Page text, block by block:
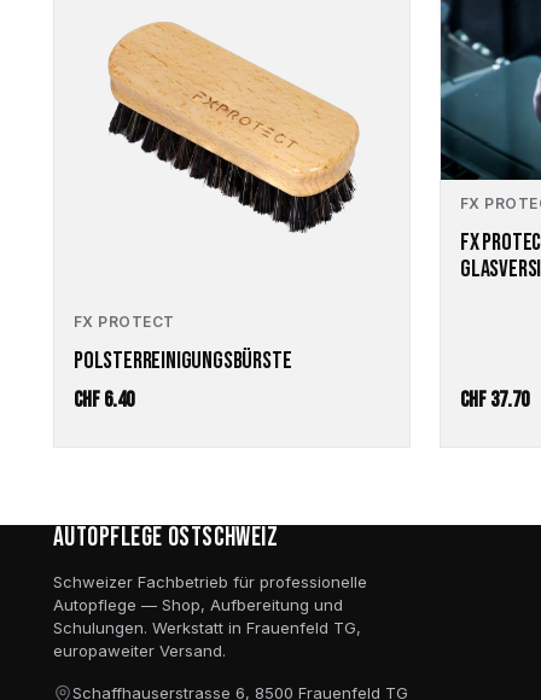
FX PROTECT
POLSTERREINIGUNGSBÜRSTE
CHF6.40
FX
FX
CHF37.70
Autopflege Ostschweiz
Schweizer Fachbetrieb für professionelle
Autopflege — Shop, Aufbereitung und
Schulungen. Werkstatt in Frauenfeld TG,
europaweiter Versand.
Schaffhauserstrasse 6, 8500 Frauenfeld TG